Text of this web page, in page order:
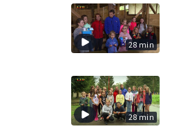
28 min
28 min